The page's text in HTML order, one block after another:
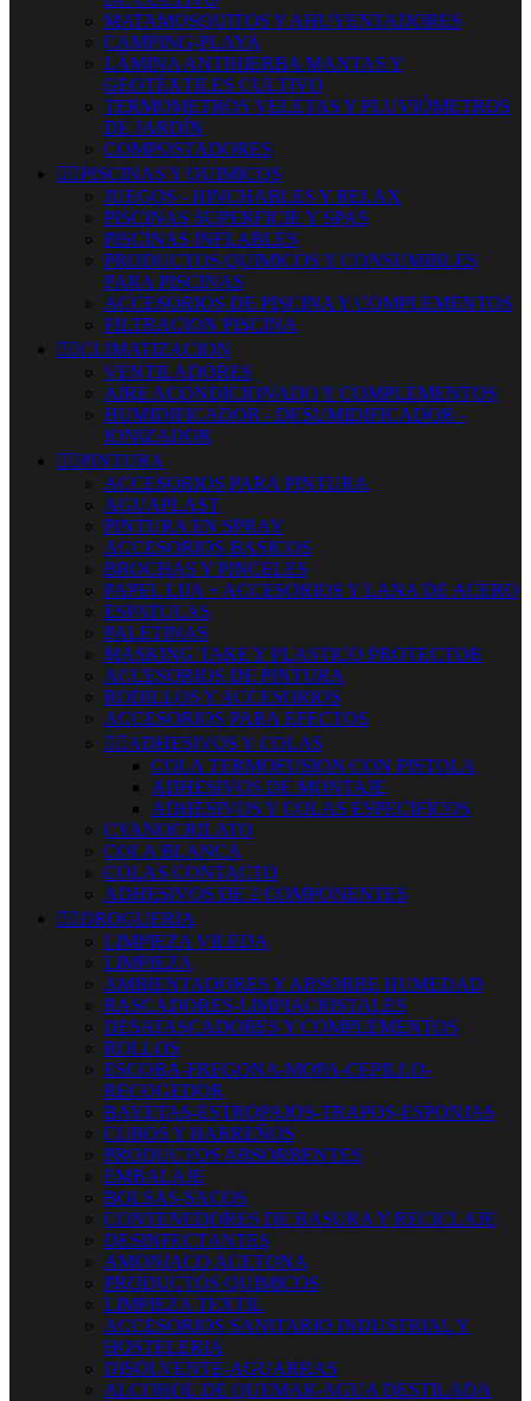
MATAMOSQUITOS Y AHUYENTADORES
CAMPING-PLAYA
LÁMINA ANTIHIERBA MANTAS Y
GEOTÉXTILES CULTIVO
TERMOMETROS VELETAS Y PLUVIÓMETROS
DE JARDÍN
COMPOSTADORES
 PISCINAS Y QUIMICOS
JUEGOS - HINCHABLES Y RELAX
PISCINAS SUPERFICIE Y SPAS
PISCINAS INFLABLES
PRODUCTOS QUIMICOS Y CONSUMIBLES
PARA PISCINAS
ACCESORIOS DE PISCINA Y COMPLEMENTOS
FILTRACION PISCINA
 CLIMATIZACION
VENTILADORES
AIRE ACONDICIONADO Y COMPLEMENTOS
HUMIDIFICADOR - DESUMIDIFICADOR -
IONIZADOR
 PINTURA
ACCESORIOS PARA PINTURA
AGUAPLAST
PINTURA EN SPRAY
ACCESORIOS BASICOS
BROCHAS Y PINCELES
PAPEL LIJA + ACCESORIOS Y LANA DE ACERO
ESPATULAS
PALETINAS
MASKING TAKE Y PLASTICO PROTECTOR
ACCESORIOS DE PINTURA
RODILLOS Y ACCESORIOS
ACCESORIOS PARA EFECTOS
 ADHESIVOS Y COLAS
COLA TERMOFUSION CON PISTOLA
ADHESIVOS DE MONTAJE
ADHESIVOS Y COLAS ESPECIFICOS
CYANOCRILATO
COLA BLANCA
COLAS CONTACTO
ADHESIVOS DE 2 COMPONENTES
 DROGUERIA
LIMPIEZA VILEDA
LIMPIEZA
AMBIENTADORES Y ABSORBE HUMEDAD
RASCADORES-LIMPIACRISTALES
DESATASCADORES Y COMPLEMENTOS
ROLLOS
ESCOBA-FREGONA-MOPA-CEPILLO-
RECOGEDOR
BAYETAS-ESTROPAJOS-TRAPOS-ESPONJAS
CUBOS Y BARREÑOS
PRODUCTOS ABSORBENTES
EMBALAJE
BOLSAS-SACOS
CONTENEDORES DE BASURA Y RECICLAJE
DESINFECTANTES
AMONIACO ACETONA
PRODUCTOS QUIMICOS
LIMPIEZA TEXTIL
ACCESORIOS SANITARIO INDUSTRIAL Y
HOSTELERIA
DISOLVENTE-AGUARRAS
ALCOHOL DE QUEMAR-AGUA DESTILADA